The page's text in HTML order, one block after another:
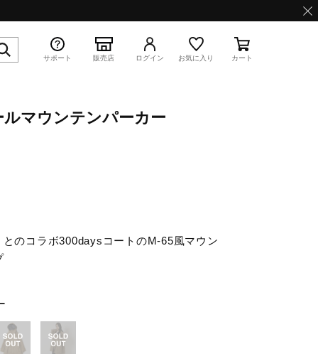
WAVE PROPHECY 13.2
サポート 販売店 ログイン お気に入り カート
マウンテンパーカー
のコラボ300daysコートのM-65風マウン